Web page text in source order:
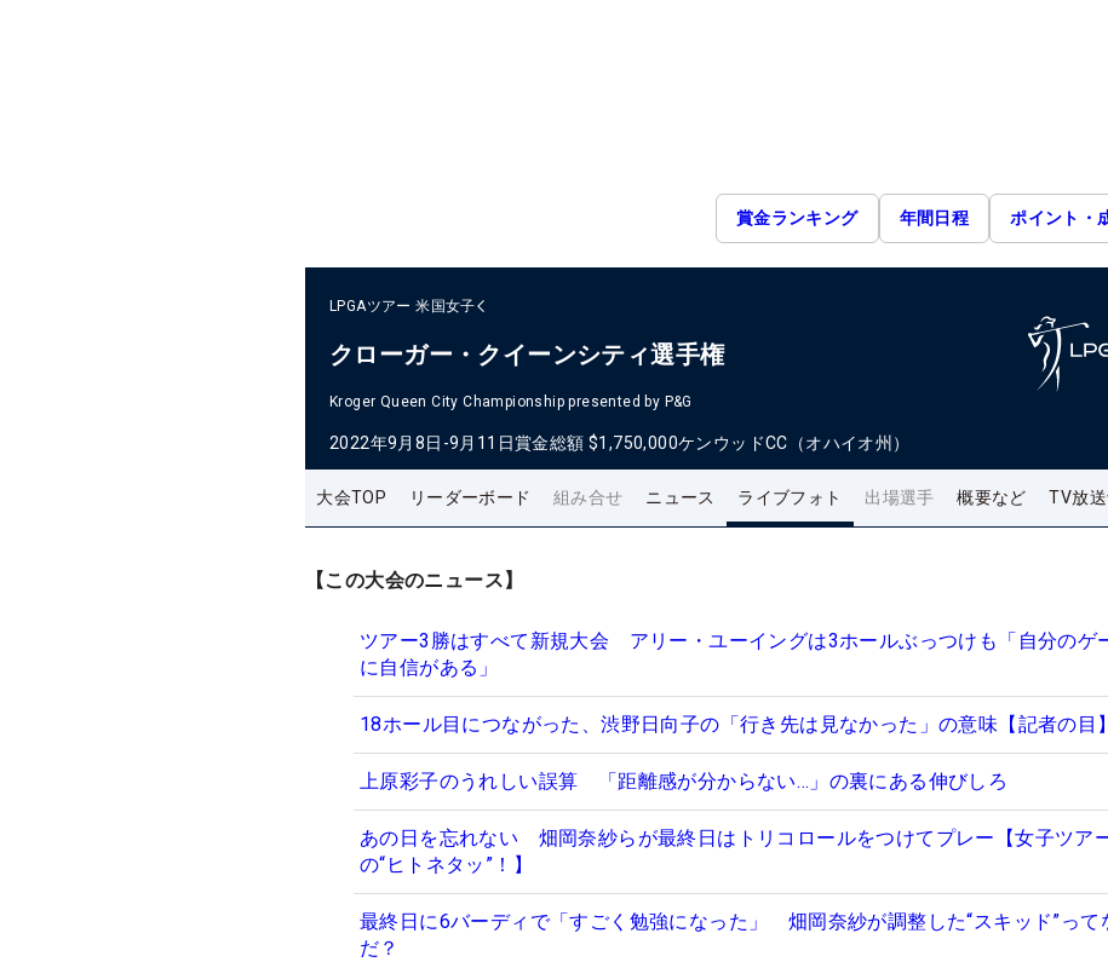
賞金ランキング 年間日程 ポイント・
LPGAツアー 米国女子
クローガー・クイーンシティ選手権
Kroger Queen City Championship presented by P&G
2022年9月8日-9月11日賞金総額 $1,750,000ケンウッドCC（オハイオ州）
大会TOP リーダーボード 組み合せ ニュース ライブフォト 出場選手 概要など TV放
【この大会のニュース】
ツアー3勝はすべて新規大会 アリー・ユーイングは3ホールぶっつけも「自分のゲ
に自信がある」
18ホール目につながった、渋野日向子の「行き先は見なかった」の意味【記者の目】
上原彩子のうれしい誤算 「距離感が分からない…」の裏にある伸びしろ
あの日を忘れない 畑岡奈紗らが最終日はトリコロールをつけてプレー【女子ツア
の“ヒトネタッ”！】
最終日に6バーディで「すごく勉強になった」 畑岡奈紗が調整した“スキッド”って
だ？